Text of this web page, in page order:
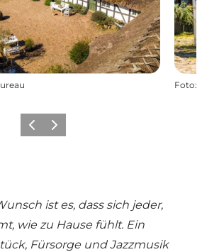
Foto:
ZurückWeiter
ist es, dass sich jeder,
wie zu Hause fühlt. Ein
Fürsorge und Jazzmusik